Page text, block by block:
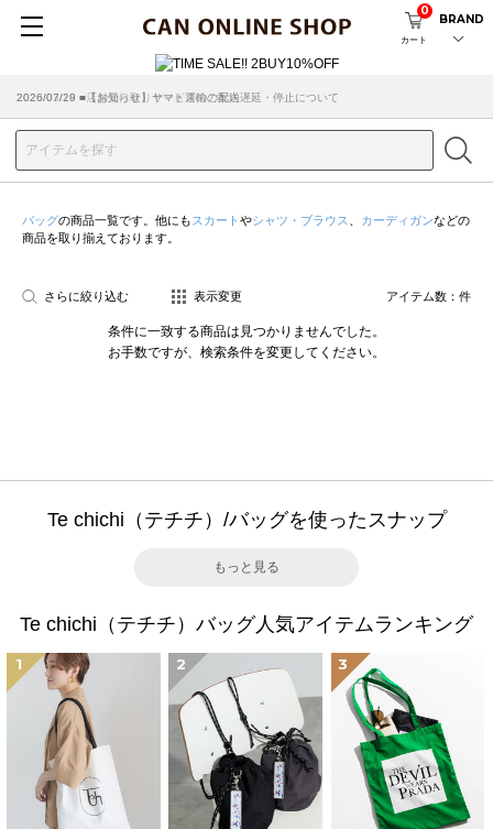
カート
0
BRAND
2026/07/29 ■【お知らせ】ヤマト運輸の配送遅延・停止について
2026/03/18 ■店舗受け取りサービスのご案内
バッグの商品一覧です。他にも スカート やシャツ・ブラウス カーディガンなどの
商品を取り揃えております。
さらに絞り込む 表示変更 アイテム数： 件
条件に一致する商品は見つかりませんでした。
お手数ですが、検索条件を変更してください。
Te chichi（テチチ）/バッグを使ったスナップ
もっと見る
Te chichi（テチチ）バッグ人気アイテムランキング
1 2 3